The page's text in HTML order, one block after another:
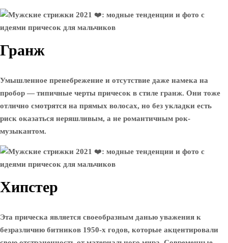
Гранж
Умышленное пренебрежение и отсутствие даже намека на
пробор — типичные черты причесок в стиле гранж. Они тоже
отлично смотрятся на прямых волосах, но без укладки есть
риск оказаться неряшливым, а не романтичным рок-
музыкантом.
Хипстер
Эта прическа является своеобразным данью уважения к
безразличию битников 1950-х годов, которые акцентировали